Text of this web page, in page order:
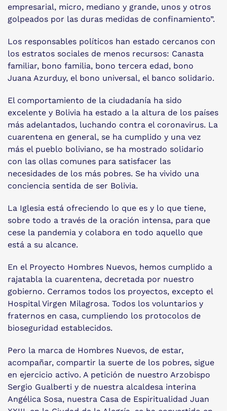
empresarial, micro, mediano y grande, unos y otros
golpeados por las duras medidas de confinamiento”.
Los responsables políticos han estado cercanos con
los estratos sociales de menos recursos: Canasta
familiar, bono familia, bono tercera edad, bono
Juana Azurduy, el bono universal, el banco solidario.
El comportamiento de la ciudadanía ha sido
excelente y Bolivia ha estado a la altura de los países
más adelantados, luchando contra el coronavirus. La
cuarentena en general, se ha cumplido y una vez
más el pueblo boliviano, se ha mostrado solidario
con las ollas comunes para satisfacer las
necesidades de los más pobres. Se ha vivido una
conciencia sentida de ser Bolivia.
La Iglesia está ofreciendo lo que es y lo que tiene,
sobre todo a través de la oración intensa, para que
cese la pandemia y colabora en todo aquello que
está a su alcance.
En el Proyecto Hombres Nuevos, hemos cumplido a
rajatabla la cuarentena, decretada por nuestro
gobierno. Cerramos todos los proyectos, excepto el
Hospital Virgen Milagrosa. Todos los voluntarios y
fraternos en casa, cumpliendo los protocolos de
bioseguridad establecidos.
Pero la marca de Hombres Nuevos, de estar,
acompañar, compartir la suerte de los pobres, sigue
en ejercicio activo. A petición de nuestro Arzobispo
Sergio Gualberti y de nuestra alcaldesa interina
Angélica Sosa, nuestra Casa de Espiritualidad Juan